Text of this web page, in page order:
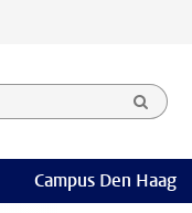
Campus Den Haag